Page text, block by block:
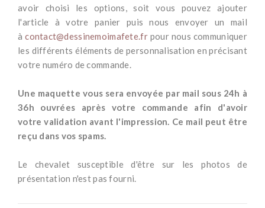
avoir choisi les options, soit vous pouvez ajouter
l'article à votre panier puis nous envoyer un mail
àcontact@dessinemoimafete.fr pour nous communiquer
les différents éléments de personnalisation en précisant
votre numéro de commande.
Une maquette vous sera envoyée par mail sous 24h à
36h ouvrées après votre commande afin d'avoir
votre validation avant l'impression. Ce mail peut être
reçu dans vos spams.
Le chevalet susceptible d'être sur les photos de
présentation n'est pas fourni.